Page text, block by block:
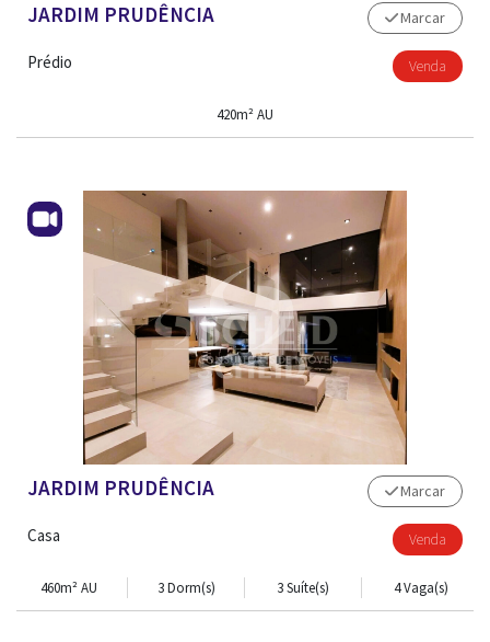
JARDIM PRUDÊNCIA
Prédio
Marcar
Venda
420m² AU
JARDIM PRUDÊNCIA
Casa
Marcar
Venda
460m² AU 3 Dorm(s) 3 Suíte(s) 4 Vaga(s)